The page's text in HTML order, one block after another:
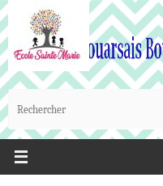
Passer
au
contenu